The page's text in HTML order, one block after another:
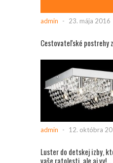
admin - 23. mája 2016
Cestovateľské postrehy
admin - 12. októbra
Luster do detskej izby,
vaše ratolesti, ale aj vy!...